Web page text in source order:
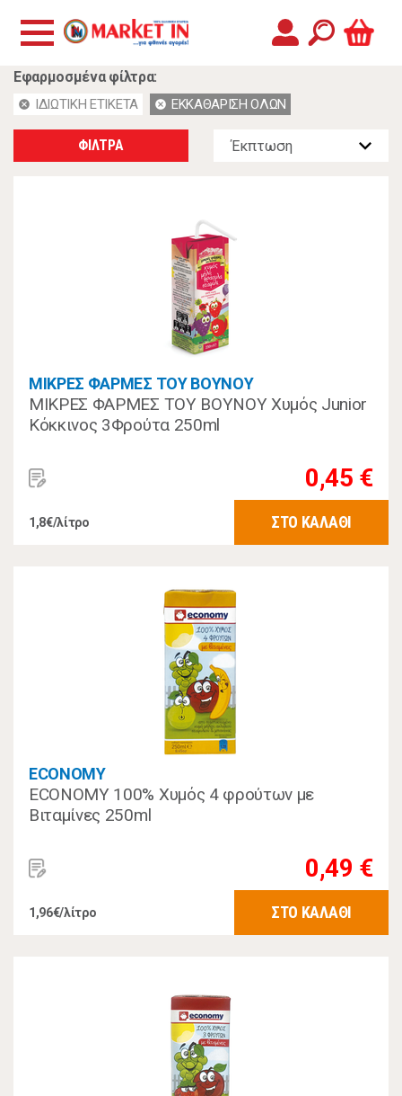
Εφαρμοσμένα φίλτρα:
cancel ΙΔΙΩΤΙΚΗ ΕΤΙΚΕΤΑ cancel ΕΚΚΑΘΑΡΙΣΗ ΟΛΩΝ
ΦΙΛΤΡΑ
ΜΙΚΡΕΣ ΦΑΡΜΕΣ ΤΟΥ ΒΟΥΝΟΥ
ΜΙΚΡΕΣ ΦΑΡΜΕΣ ΤΟΥ ΒΟΥΝΟΥ Χυμός Junior
Κόκκινος 3Φρούτα 250ml
0,45 €
1,8€/λίτρο ΣΤΟ ΚΑΛΑΘΙ
ECONOMY
ECONOMY 100% Χυμός 4 φρούτων με
Βιταμίνες 250ml
0,49 €
1,96€/λίτρο ΣΤΟ ΚΑΛΑΘΙ